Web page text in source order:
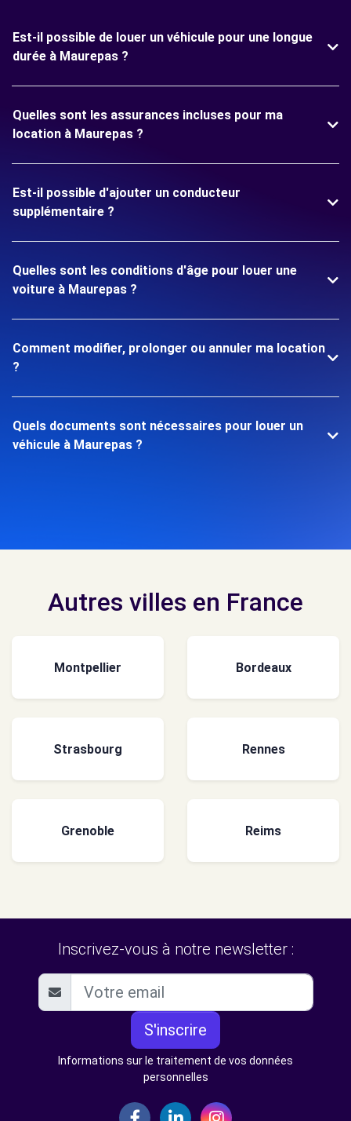
Est-il possible de louer un véhicule pour une longue
durée à Maurepas ?
Quelles sont les assurances incluses pour ma
location à Maurepas ?
Est-il possible d'ajouter un conducteur
supplémentaire ?
Quelles sont les conditions d'âge pour louer une
voiture à Maurepas ?
Comment modifier, prolonger ou annuler ma location
?
Quels documents sont nécessaires pour louer un
véhicule à Maurepas ?
Autres villes en France
Montpellier Bordeaux
Strasbourg Rennes
Grenoble Reims
Inscrivez-vous à notre newsletter :
S'inscrire
Informations sur le traitement de vos données
personnelles